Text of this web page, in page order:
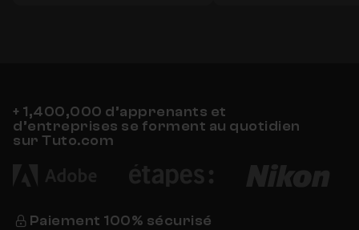
+ 1,400,000 d’apprenants et
d’entreprises se forment au quotidien
sur Tuto.com
Paiement 100% sécurisé